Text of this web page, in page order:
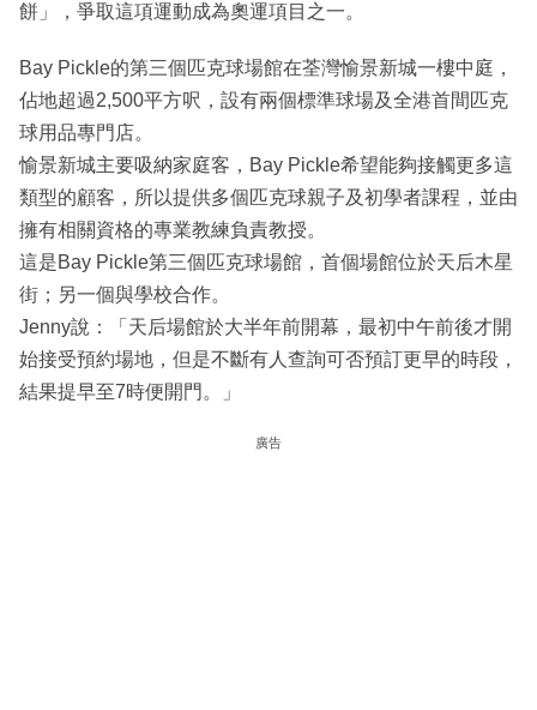
餅」，爭取這項運動成為奧運項目之一。
Bay Pickle的第三個匹克球場館在荃灣愉景新城一樓中庭，
佔地超過2,500平方呎，設有兩個標準球場及全港首間匹克
球用品專門店。
愉景新城主要吸納家庭客，Bay Pickle希望能夠接觸更多這
類型的顧客，所以提供多個匹克球親子及初學者課程，並由
擁有相關資格的專業教練負責教授。
這是Bay Pickle第三個匹克球場館，首個場館位於天后木星
街；另一個與學校合作。
Jenny說：「天后場館於大半年前開幕，最初中午前後才開
始接受預約場地，但是不斷有人查詢可否預訂更早的時段，
結果提早至7時便開門。」
廣告